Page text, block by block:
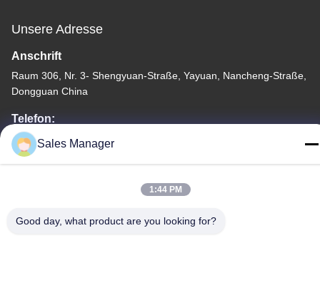
Unsere Adresse
Anschrift
Raum 306, Nr. 3- Shengyuan-Straße, Yayuan, Nancheng-Straße,
Dongguan China
Telefon:
86--15028563200
Datenschutzrichtlinie|Sitemap
Sales Manager
1:44 PM
Good day, what product are you looking for?